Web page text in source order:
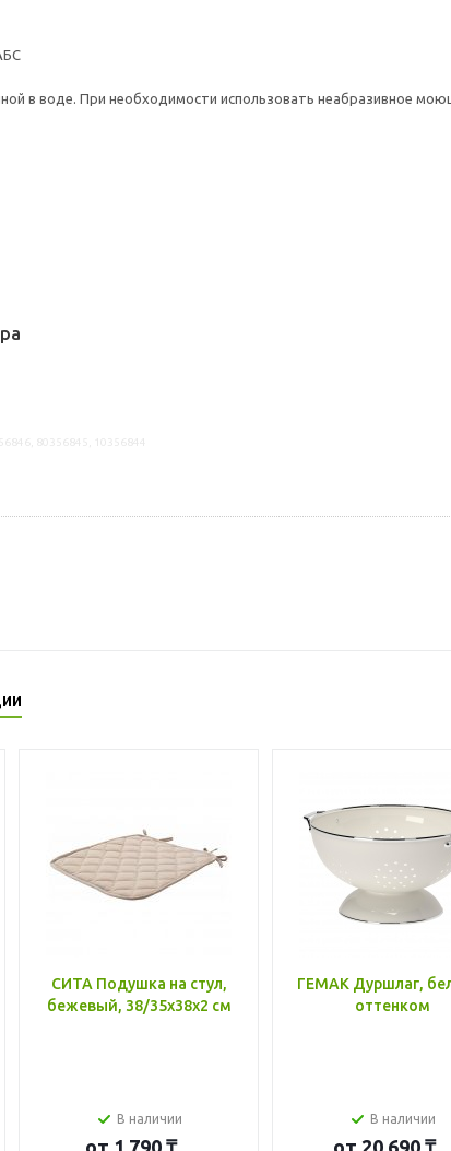
в воде. При необходимости использовать неабразивное
СИТА Подушка на стул,
бежевый, 38/35x38x2 см
В наличии
от 1 790 ₸
ГЕМАК Дуршлаг,
оттенком
В наличии
от 20 690 ₸